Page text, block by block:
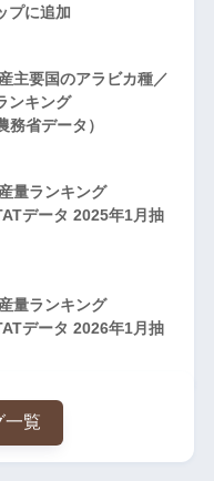
プに追加
主要国のアラビカ種／
ンキング
省データ）
量ランキング
データ 2025年1月抽
量ランキング
データ 2026年1月抽
一覧